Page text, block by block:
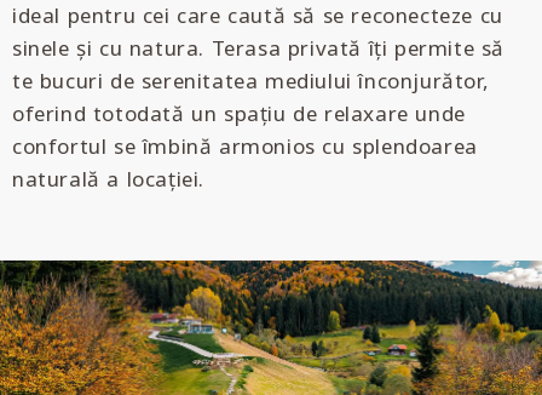
ideal pentru cei care caută să se reconecteze cu
sinele și cu natura. Terasa privată îți permite să
te bucuri de serenitatea mediului înconjurător,
oferind totodată un spațiu de relaxare unde
confortul se îmbină armonios cu splendoarea
naturală a locației.